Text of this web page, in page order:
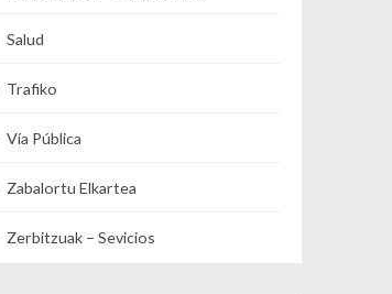
Salud
Trafiko
Vía Pública
Zabalortu Elkartea
Zerbitzuak – Sevicios